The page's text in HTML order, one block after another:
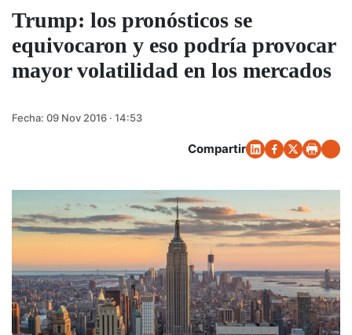
Trump: los pronósticos se
equivocaron y eso podría provocar
mayor volatilidad en los mercados
Fecha: 09 Nov 2016 · 14:53
Compartir